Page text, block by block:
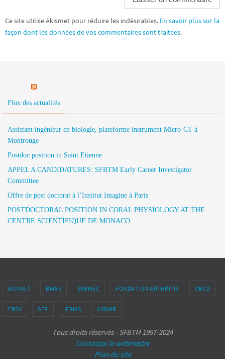
Ce site utilise Akismet pour réduire les indésirables. En savoir plus sur la
façon dont les données de vos commentaires sont traitées.
Flux des actualités
Assistant ingénieur en biologie, plateforme instrument Micro-CT à
Montrouge
Postdoc position in Saint Etienne
APPEL A CANDIDATURES: SFBTM Early Career Investigator
Committee
Offre de post doctorat à l’Institut Imagine à Paris
POSTDOCTORAL POSITION IN CORAL PHYSIOLOGY AT THE
CENTRE SCIENTIFIQUE DE MONACO
BIOMAT BMAS SFBMEC FONDATION ARTHRITIS OBCD
FRSV SFR IFRMS ASBMR
Tous droits réservés - SFBTM 1997-2024
Contacter le webmestre
Plan du site